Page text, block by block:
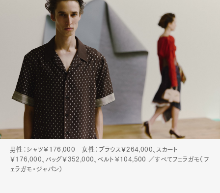
Official Columnist
Contact
Pen Meet
Pen international Pen tw
男性：シャツ￥176,000 女性：ブラウス￥264,000、スカート
￥176,000、バッグ￥352,000、ベルト￥104,500 ／すべてフェラガモ（フ
ェラガモ・ジャパン）